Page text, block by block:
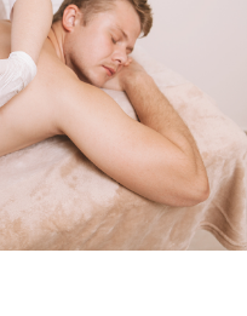
Laserepilatsioon
Keha modelleerimine
Massaaž
Kosmeetilised teenused